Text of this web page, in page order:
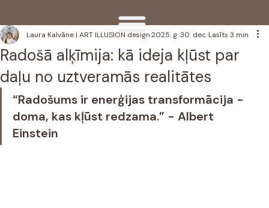
Radošā alķīmija: kā ideja kļūst par
daļu no uztveramās realitātes
Laura Kalvāne | ART ILLUSION design2025. g. 30. dec.Lasīts 3 min
“Radošums ir enerģijas transformācija -
doma, kas kļūst redzama.” - Albert
Einstein